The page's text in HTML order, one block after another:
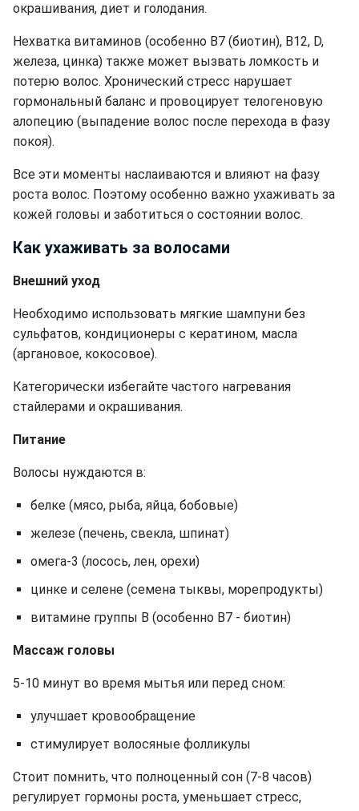
окрашивания, диет и голодания.
Нехватка витаминов (особенно B7 (биотин), B12, D,
железа, цинка) также может вызвать ломкость и
потерю волос. Хронический стресс нарушает
гормональный баланс и провоцирует телогеновую
алопецию (выпадение волос после перехода в фазу
покоя).
Все эти моменты наслаиваются и влияют на фазу
роста волос. Поэтому особенно важно ухаживать за
кожей головы и заботиться о состоянии волос.
Как ухаживать за волосами
Внешний уход
Необходимо использовать мягкие шампуни без
сульфатов, кондиционеры с кератином, масла
(аргановое, кокосовое).
Категорически избегайте частого нагревания
стайлерами и окрашивания.
Питание
Волосы нуждаются в:
белке (мясо, рыба, яйца, бобовые)
железе (печень, свекла, шпинат)
омега-3 (лосось, лен, орехи)
цинке и селене (семена тыквы, морепродукты)
витамине группы B (особенно B7 - биотин)
Массаж головы
5-10 минут во время мытья или перед сном:
улучшает кровообращение
стимулирует волосяные фолликулы
Стоит помнить, что полноценный сон (7-8 часов)
регулирует гормоны роста, уменьшает стресс,